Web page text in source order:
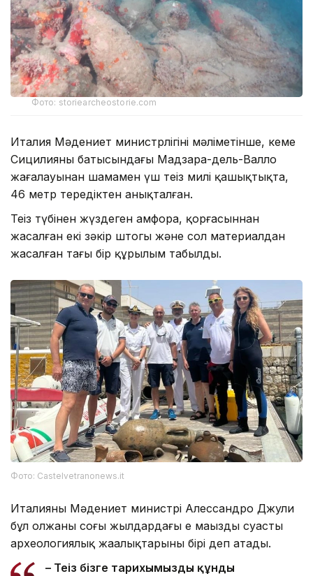
Фото: storiearcheostorie.com
Италия Мәдениет министрлігінің мәліметінше, кеме
Сицилияның батысындағы Мадзара-дель-Валло
жағалауынан шамамен үш теңіз милі қашықтықта,
46 метр тереңдіктен анықталған.
Теңіз түбінен жүздеген амфора, қорғасыннан
жасалған екі зәкір штогы және сол материалдан
жасалған тағы бір құрылым табылды.
Фото: Castelvetranonews.it
Италияның Мәдениет министрі Алессандро Джули
бұл олжаны соңғы жылдардағы ең маңызды суасты
археологиялық жаңалықтарының бірі деп атады.
– Теңіз бізге тарихымыздың құнды